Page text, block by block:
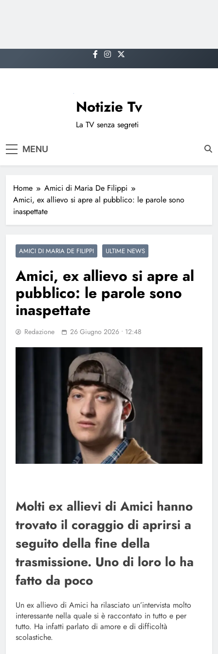
to
Notizie Tv
La TV senza segreti
MENU
Home
Amici di Maria De Filippi
Amici, ex allievo si apre al pubblico: le parole sono
inaspettate
AMICI DI MARIA DE FILIPPI ULTIME NEWS
Amici, ex allievo si apre al
pubblico: le parole sono
inaspettate
Redazione 26 Giugno 2026 • 12:48
Molti ex allievi di Amici hanno
trovato il coraggio di aprirsi a
seguito della fine della
trasmissione. Uno di loro lo ha
fatto da poco
Un ex allievo di Amici ha rilasciato un’intervista molto
interessante nella quale si è raccontato in tutto e per
tutto. Ha infatti parlato di amore e di difficoltà
scolastiche.